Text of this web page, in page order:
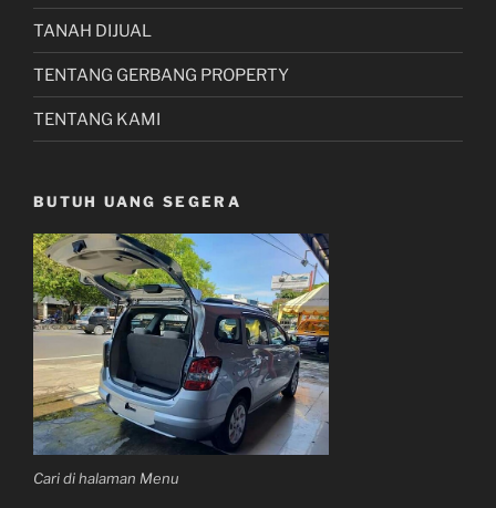
TANAH DIJUAL
TENTANG GERBANG PROPERTY
TENTANG KAMI
BUTUH UANG SEGERA
Cari di halaman Menu